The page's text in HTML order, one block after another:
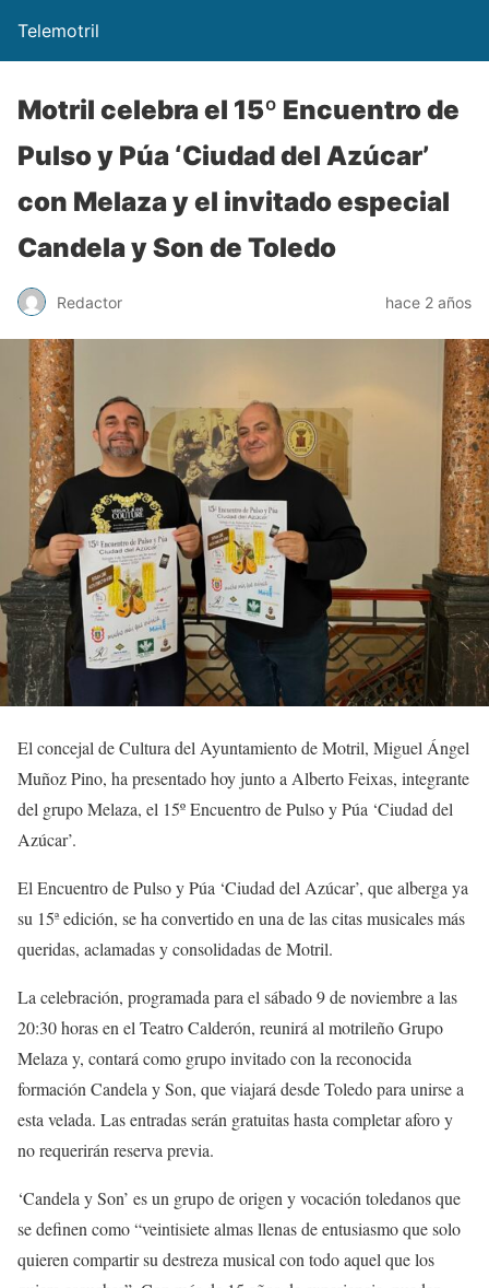
Telemotril
Motril celebra el 15º Encuentro de
Pulso y Púa ‘Ciudad del Azúcar’
con Melaza y el invitado especial
Candela y Son de Toledo
Redactor hace 2 años
El concejal de Cultura del Ayuntamiento de Motril, Miguel Ángel
Muñoz Pino, ha presentado hoy junto a Alberto Feixas, integrante
del grupo Melaza, el 15º Encuentro de Pulso y Púa ‘Ciudad del
Azúcar’.
El Encuentro de Pulso y Púa ‘Ciudad del Azúcar’, que alberga ya
su 15ª edición, se ha convertido en una de las citas musicales más
queridas, aclamadas y consolidadas de Motril.
La celebración, programada para el sábado 9 de noviembre a las
20:30 horas en el Teatro Calderón, reunirá al motrileño Grupo
Melaza y, contará como grupo invitado con la reconocida
formación Candela y Son, que viajará desde Toledo para unirse a
esta velada. Las entradas serán gratuitas hasta completar aforo y
no requerirán reserva previa.
‘Candela y Son’ es un grupo de origen y vocación toledanos que
se definen como “veintisiete almas llenas de entusiasmo que solo
quieren compartir su destreza musical con todo aquel que los